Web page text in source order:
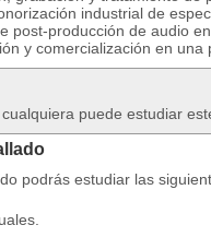
industrial de
post-producción de audio
y comercialización en una
puede estudiar
podrás estudiar las